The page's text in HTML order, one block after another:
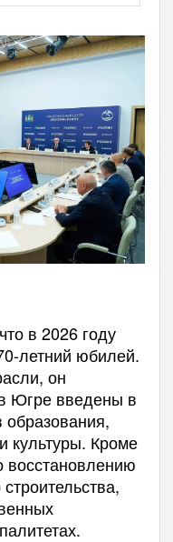
в 2026 году
летний юбилей.
он
Югре введены в
образования,
культуры. Кроме
восстановлению